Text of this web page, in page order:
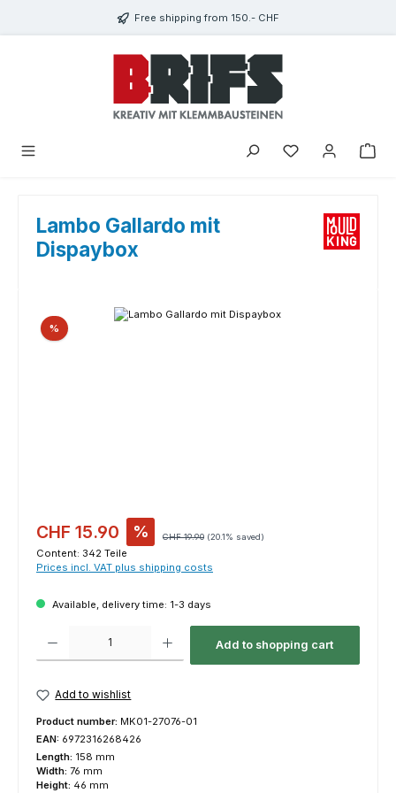
Free shipping from 150.- CHF
You have 0
Lambo Gallardo mit
Dispaybox
Skip image gallery
% Discount
Sale price:
CHF 15.90 % Regular price:
CHF 19.90 (20.1% saved)
Content: 342 Teile
Prices incl. VAT plus shipping costs
Available, delivery time: 1-3 days
Add to shopping cart
Add to wishlist
Product number: MK01-27076-01
EAN: 6972316268426
Length: 158 mm
Width: 76 mm
Height: 46 mm